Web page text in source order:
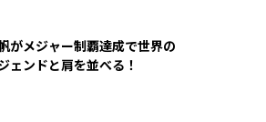
がメジャー制覇達成で世界の
ェンドと肩を並べる！